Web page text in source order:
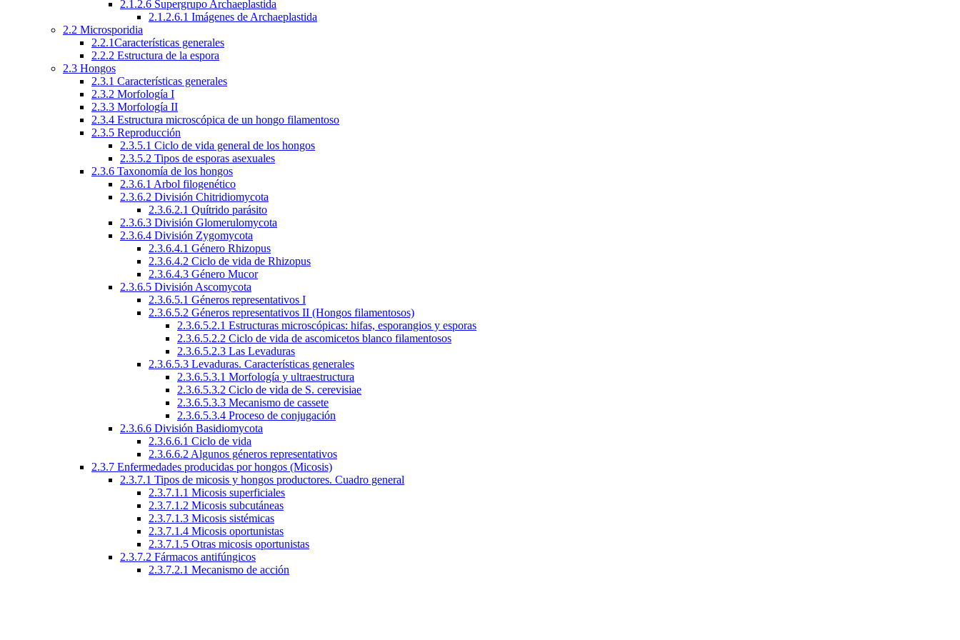
2.1.2.6 Supergrupo Archaeplastida
2.1.2.6.1 Imágenes de Archaeplastida
2.2 Microsporidia
2.2.1Características generales
2.2.2 Estructura de la espora
2.3 Hongos
2.3.1 Características generales
2.3.2 Morfología I
2.3.3 Morfología II
2.3.4 Estructura microscópica de un hongo filamentoso
2.3.5 Reproducción
2.3.5.1 Ciclo de vida general de los hongos
2.3.5.2 Tipos de esporas asexuales
2.3.6 Taxonomía de los hongos
2.3.6.1 Arbol filogenético
2.3.6.2 División Chitridiomycota
2.3.6.2.1 Quítrido parásito
2.3.6.3 División Glomerulomycota
2.3.6.4 División Zygomycota
2.3.6.4.1 Género Rhizopus
2.3.6.4.2 Ciclo de vida de Rhizopus
2.3.6.4.3 Género Mucor
2.3.6.5 División Ascomycota
2.3.6.5.1 Géneros representativos I
2.3.6.5.2 Géneros representativos II (Hongos filamentosos)
2.3.6.5.2.1 Estructuras microscópicas: hifas, esporangios y esporas
2.3.6.5.2.2 Ciclo de vida de ascomicetos blanco filamentosos
2.3.6.5.2.3 Las Levaduras
2.3.6.5.3 Levaduras. Características generales
2.3.6.5.3.1 Morfología y ultraestructura
2.3.6.5.3.2 Ciclo de vida de S. cerevisiae
2.3.6.5.3.3 Mecanismo de cassete
2.3.6.5.3.4 Proceso de conjugación
2.3.6.6 División Basidiomycota
2.3.6.6.1 Ciclo de vida
2.3.6.6.2 Algunos géneros representativos
2.3.7 Enfermedades producidas por hongos (Micosis)
2.3.7.1 Tipos de micosis y hongos productores. Cuadro general
2.3.7.1.1 Micosis superficiales
2.3.7.1.2 Micosis subcutáneas
2.3.7.1.3 Micosis sistémicas
2.3.7.1.4 Micosis oportunistas
2.3.7.1.5 Otras micosis oportunistas
2.3.7.2 Fármacos antifúngicos
2.3.7.2.1 Mecanismo de acción